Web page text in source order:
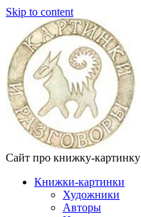
Skip to content
Сайт про книжку-картинку
Книжки-картинки
Художники
Авторы